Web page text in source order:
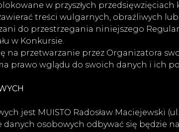
w przyszłych
treści wulgarnych, obraźliwych
do przestrzegania niniejszego
w Konkursie.
na przetwarzanie przez Organizatora
prawo wglądu do swoich danych i ich
jest MUISTO Radosław Maciejewski (ul.
danych osobowych odbywać się będzie